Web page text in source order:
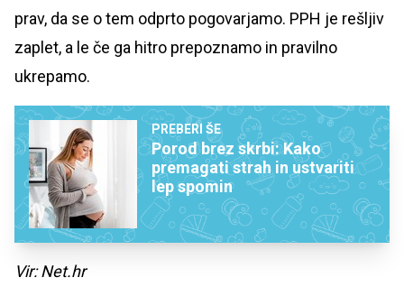
prav, da se o tem odprto pogovarjamo. PPH je rešljiv
zaplet, a le če ga hitro prepoznamo in pravilno
ukrepamo.
PREBERI ŠE
Porod brez skrbi: Kako
premagati strah in ustvariti
lep spomin
Vir: Net.hr